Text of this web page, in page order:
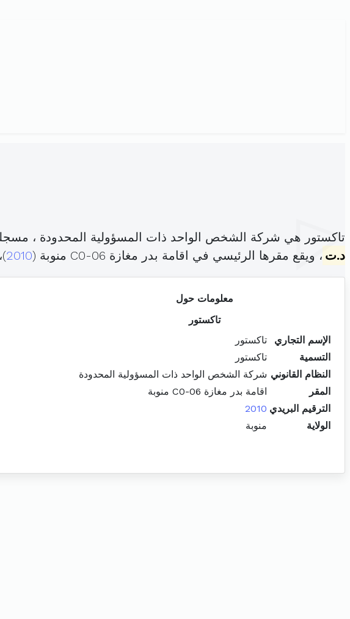
تاكستور هي شركة الشخص الواحد ذات المسؤولية المحدودة ،
د.ت ، ويقع مقرها الرئيسي في اقامة بدر مغازة C0-06 منوبة ( 2010
معلومات حول
تاكستور
الإسم التجاري
تاكستور
التسمية
تاكستور
النظام القانوني شركة الشخص الواحد ذات المسؤولية المحدودة
المقر
اقامة بدر مغازة C0-06 منوبة
الترقيم البريدي 2010
الولاية
منوبة